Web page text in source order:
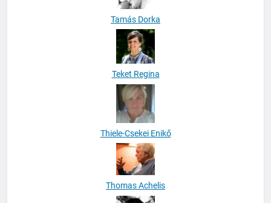
Teket Regina
Thiele-Csekei Enikő
Thomas Achelis